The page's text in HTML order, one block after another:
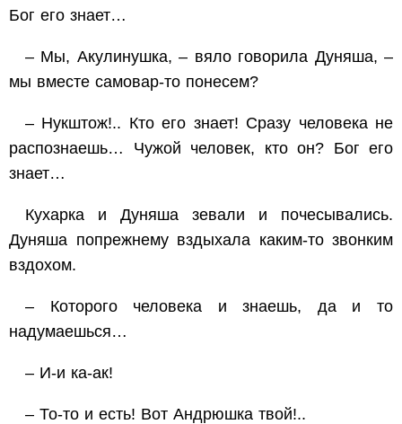
Бог его знает…
– Мы, Акулинушка, – вяло говорила Дуняша, –
мы вместе самовар-то понесем?
– Нукштож!.. Кто его знает! Сразу человека не
распознаешь… Чужой человек, кто он? Бог его
знает…
Кухарка и Дуняша зевали и почесывались.
Дуняша попрежнему вздыхала каким-то звонким
вздохом.
– Которого человека и знаешь, да и то
надумаешься…
– И-и ка-ак!
– То-то и есть! Вот Андрюшка твой!..